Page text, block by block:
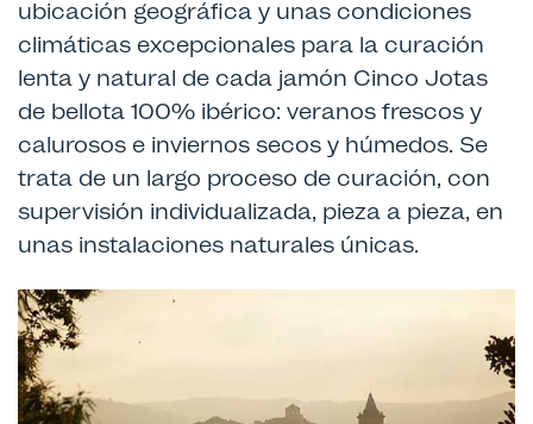
ubicación geográfica y unas condiciones
climáticas excepcionales para la curación
lenta y natural de cada jamón Cinco Jotas
de bellota 100% ibérico: veranos frescos y
calurosos e inviernos secos y húmedos. Se
trata de un largo proceso de curación, con
supervisión individualizada, pieza a pieza, en
unas instalaciones naturales únicas.